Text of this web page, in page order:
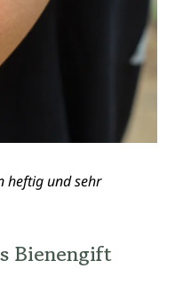
heftig und sehr
Bienengift